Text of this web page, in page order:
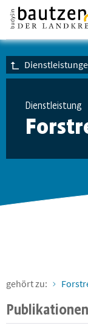
Dienstleistung
gehört zu:
Publikationen